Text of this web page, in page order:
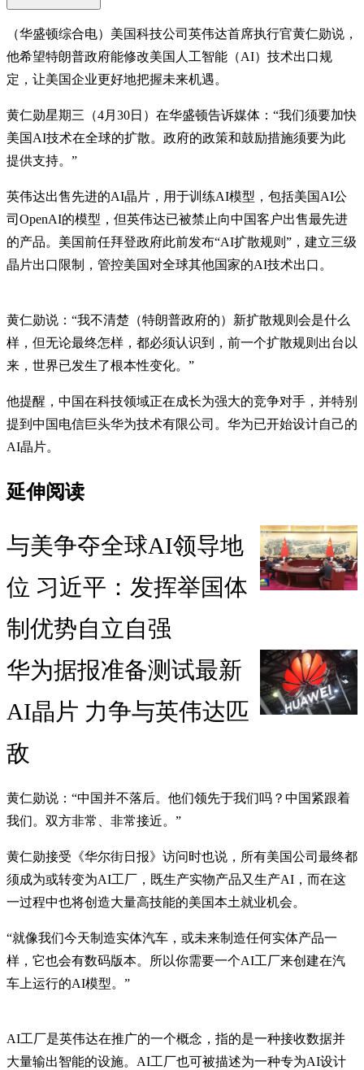
（华盛顿综合电）美国科技公司英伟达首席执行官黄仁勋说，
他希望特朗普政府能修改美国人工智能（AI）技术出口规
定，让美国企业更好地把握未来机遇。
黄仁勋星期三（4月30日）在华盛顿告诉媒体：“我们须要加快
美国AI技术在全球的扩散。政府的政策和鼓励措施须要为此
提供支持。”
英伟达出售先进的AI晶片，用于训练AI模型，包括美国AI公
司OpenAI的模型，但英伟达已被禁止向中国客户出售最先进
的产品。美国前任拜登政府此前发布“AI扩散规则”，建立三级
晶片出口限制，管控美国对全球其他国家的AI技术出口。
黄仁勋说：“我不清楚（特朗普政府的）新扩散规则会是什么
样，但无论最终怎样，都必须认识到，前一个扩散规则出台以
来，世界已发生了根本性变化。”
他提醒，中国在科技领域正在成长为强大的竞争对手，并特别
提到中国电信巨头华为技术有限公司。华为已开始设计自己的
AI晶片。
延伸阅读
与美争夺全球AI领导地
位 习近平：发挥举国体
制优势自立自强
华为据报准备测试最新
AI晶片 力争与英伟达匹
敌
黄仁勋说：“中国并不落后。他们领先于我们吗？中国紧跟着
我们。双方非常、非常接近。”
黄仁勋接受《华尔街日报》访问时也说，所有美国公司最终都
须成为或转变为AI工厂，既生产实物产品又生产AI，而在这
一过程中也将创造大量高技能的美国本土就业机会。
“就像我们今天制造实体汽车，或未来制造任何实体产品一
样，它也会有数码版本。所以你需要一个AI工厂来创建在汽
车上运行的AI模型。”
AI工厂是英伟达在推广的一个概念，指的是一种接收数据并
大量输出智能的设施。AI工厂也可被描述为一种专为AI设计